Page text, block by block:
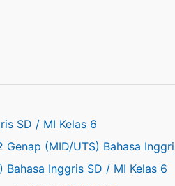
SD / MI Kelas 6
(MID/UTS) Bahasa
Inggris SD / MI Kelas 6